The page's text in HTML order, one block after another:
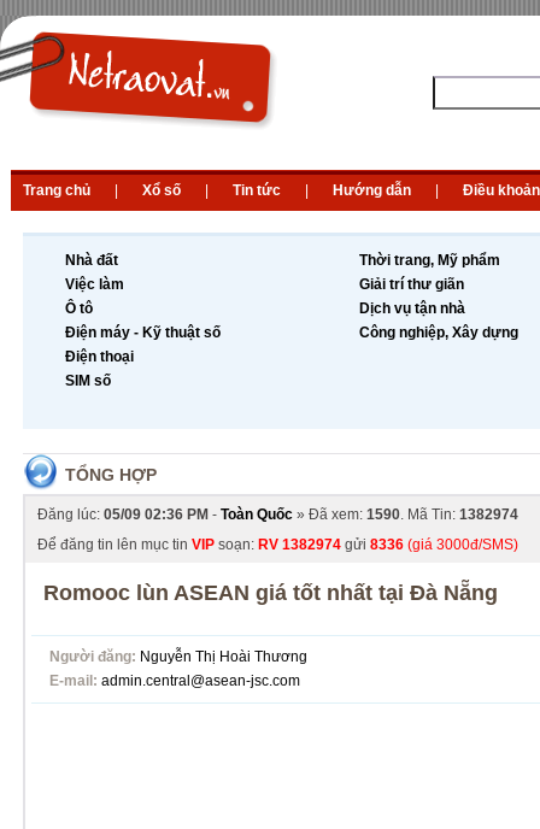
Trang chủ Xổ số Tin tức Hướng dẫn Điều khoản
Nhà đất
Việc làm
Ô tô
Điện máy - Kỹ thuật số
Điện thoại
SIM số
Thời trang, Mỹ phẩm
Giải trí thư giãn
Dịch vụ tận nhà
Công nghiệp, Xây dựng
TỔNG HỢP
Đăng lúc: 05/09 02:36 PM - Toàn Quốc » Đã xem: 1590. Mã Tin: 1382974
Để đăng tin lên mục tin VIP soạn: RV 1382974 gửi 8336 (giá 3000đ/SMS)
Romooc lùn ASEAN giá tốt nhất tại Đà Nẵng
Người đăng: Nguyễn Thị Hoài Thương
E-mail: admin.central@asean-jsc.com